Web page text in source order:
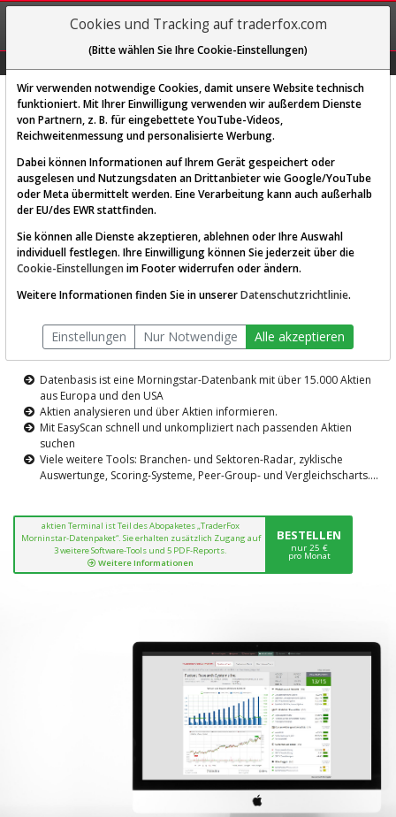
REGIS-
TRIEREN
Diese Funktion ist nur für
AKTIEN-TERMINAL
Die Aktienanalyse-Plattform von
TraderFox
Datenbasis ist eine Morningstar-Datenbank mit über 15.000 Aktien
aus Europa und den USA
Aktien analysieren und über Aktien informieren.
Mit EasyScan schnell und unkompliziert nach passenden Aktien
suchen
Viele weitere Tools: Branchen- und Sektoren-Radar, zyklische
Auswertunge, Scoring-Systeme, Peer-Group- und Vergleichscharts....
aktien Terminal ist Teil des Abopaketes „TraderFox
Morninstar-Datenpaket“. Sie erhalten zusätzlich Zugang auf
3 weitere Software-Tools und 5 PDF-Reports.
Weitere Informationen
BESTELLEN
nur 25 €
pro Monat
Cookies und Tracking auf traderfox.com
(Bitte wählen Sie Ihre Cookie-Einstellungen)
Wir verwenden notwendige Cookies, damit unsere Website technisch
funktioniert. Mit Ihrer Einwilligung verwenden wir außerdem Dienste
von Partnern, z. B. für eingebettete YouTube-Videos,
Reichweitenmessung und personalisierte Werbung.
Dabei können Informationen auf Ihrem Gerät gespeichert oder
ausgelesen und Nutzungsdaten an Drittanbieter wie Google/YouTube
oder Meta übermittelt werden. Eine Verarbeitung kann auch außerhalb
der EU/des EWR stattfinden.
Sie können alle Dienste akzeptieren, ablehnen oder Ihre Auswahl
individuell festlegen. Ihre Einwilligung können Sie jederzeit über die
Cookie-Einstellungen im Footer widerrufen oder ändern.
Weitere Informationen finden Sie in unsererDatenschutzrichtlinie.
Einstellungen Nur Notwendige Alle akzeptieren